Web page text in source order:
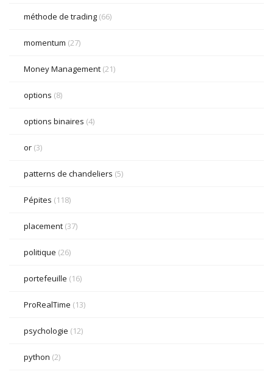
méthode de trading (66)
momentum (27)
Money Management (21)
options (8)
options binaires (4)
or (3)
patterns de chandeliers (5)
Pépites (118)
placement (37)
politique (26)
portefeuille (16)
ProRealTime (13)
psychologie (12)
python (2)